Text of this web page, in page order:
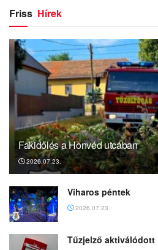
Friss Hírek
Fakidőlés a Honvéd utcában
2026.07.23.
Viharos péntek
2026.07.23.
Tűzjelző aktiválódott